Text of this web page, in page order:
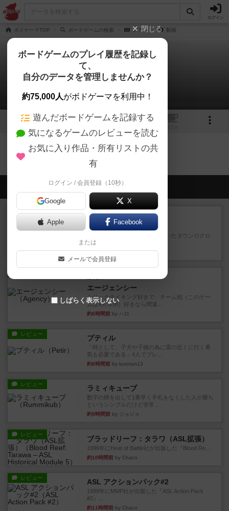
ログイン
ボドゲーマTOP ボードゲームの検索 クアン 動画
クアン
0件の動画
1 1
クアンのトップに戻る
会員の新しい投稿
レビュー
カブラン
以前オインクゲームスから出ていたタウンロクロ
クというゲームのリメイク版...
約3時間前by ぽっぽーくるっぽー
エージェンシー
トリックテイキング好きで、チーム戦（このゲー
ムは4人専用）好きなら間違...
約6時間前 by ハロ
レビュー プティル
「時として、子犬や子猫の為に雷の近くに行く勇
気も必要である」4人でプレ...
約6時間前 by kurotan13
レビュー ラミィキューブ
数字の牌を出して1番早く手札をなくした人が勝ち
というシンプルだけど非常...
約9時間前 by ジョジョ
レビュー
ブラッドリーフ：タラワ（ASL拡張）
1996年にHeat of Battle社が出版した『Blood Re...
約10時間前 by Chaco
レビュー ASL アクションパック#2
1999年にMMP社が出版した『ASL Action Pack
#2』...
約11時間前 by Chaco
閉じる
ボードゲームのプレイ履歴を記録し
て、
自分のデータを管理しませんか？
約75,000人がボドゲーマを利用中！
遊んだボードゲームを記録する
気になるゲームのレビューを読む
お気に入り作品・所有リストの共
有
ログイン / 会員登録（10秒）
Google X
Apple Facebook
または
メールで会員登録
しばらく表示しない